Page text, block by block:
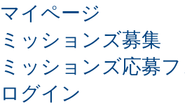
マイページ
ミッションズ募集
ミッションズ応募
ログイン